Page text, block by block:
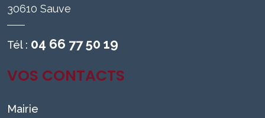
30610 Sauve
Tél : 04 66 77 50 19
VOS CONTACTS
Mairie